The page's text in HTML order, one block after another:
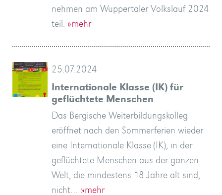
nehmen am Wuppertaler Volkslauf 2024
teil. »mehr
25.07.2024
Internationale Klasse (IK) für
geflüchtete Menschen
Das Bergische Weiterbildungskolleg
eröffnet nach den Sommerferien wieder
eine Internationale Klasse (IK), in der
geflüchtete Menschen aus der ganzen
Welt, die mindestens 18 Jahre alt sind,
nicht… »mehr